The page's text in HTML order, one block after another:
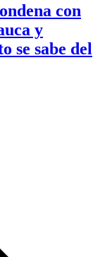
con
y
se sabe del